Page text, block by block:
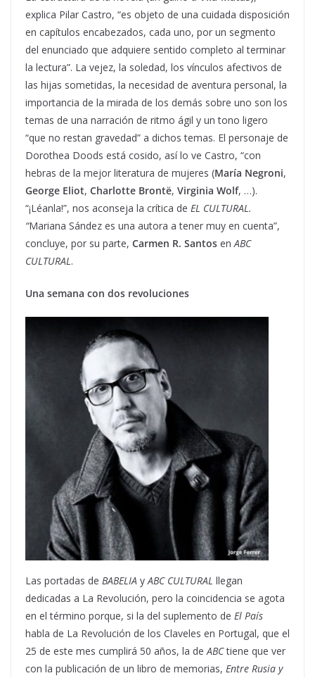
explica Pilar Castro, “es objeto de una cuidada disposición
en capítulos encabezados, cada uno, por un segmento
del enunciado que adquiere sentido completo al terminar
la lectura”. La vejez, la soledad, los vínculos afectivos de
las hijas sometidas, la necesidad de aventura personal, la
importancia de la mirada de los demás sobre uno son los
temas de una narración de ritmo ágil y un tono ligero
“que no restan gravedad” a dichos temas. El personaje de
Dorothea Doods está cosido, así lo ve Castro, “con
hebras de la mejor literatura de mujeres (María Negroni,
George Eliot, Charlotte Brontë, Virginia Wolf, …).
“¡Léanla!”, nos aconseja la crítica de EL CULTURAL.
“Mariana Sández es una autora a tener muy en cuenta”,
concluye, por su parte, Carmen R. Santos en ABC
CULTURAL .
Una semana con dos revoluciones
Las portadas de BABELIA y ABC CULTURAL llegan
dedicadas a La Revolución, pero la coincidencia se agota
en el término porque, si la del suplemento de El País
habla de La Revolución de los Claveles en Portugal, que el
25 de este mes cumplirá 50 años, la de ABCtiene que ver
con la publicación de un libro de memorias, Entre Rusia y